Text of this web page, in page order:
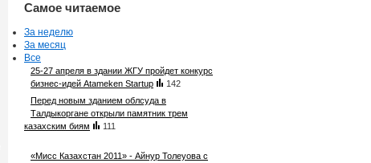
Самое читаемое
За неделю
За месяц
Все
25-27 апреля в здании ЖГУ пройдет конкурс
бизнес-идей Atameken Startup
142
Перед новым зданием облсуда в
Талдыкоргане открыли памятник трем
казахским биям
111
«Мисс Казахстан 2011» - Айнур Толеуова с